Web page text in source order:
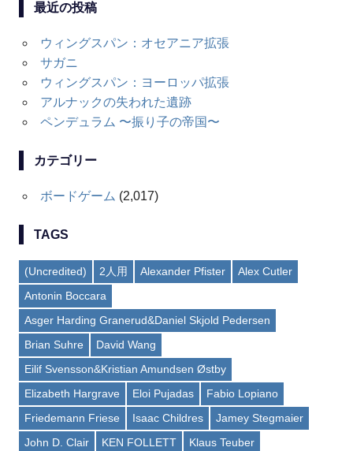
最近の投稿
ウィングスパン：オセアニア拡張
サガニ
ウィングスパン：ヨーロッパ拡張
アルナックの失われた遺跡
ペンデュラム 〜振り子の帝国〜
カテゴリー
ボードゲーム (2,017)
TAGS
(Uncredited) 2人用 Alexander Pfister
Alex Cutler
Antonin Boccara
Asger Harding Granerud&Daniel Skjold Pedersen
Brian Suhre
David Wang
Eilif Svensson&Kristian Amundsen Østby
Elizabeth Hargrave
Eloi Pujadas
Fabio Lopiano
Friedemann Friese
Isaac Childres
Jamey Stegmaier
John D. Clair
KEN FOLLETT
Klaus Teuber